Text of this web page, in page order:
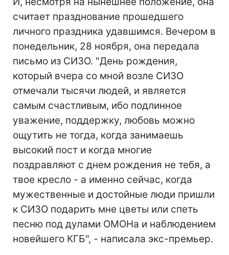
считает празднование прошедшего
личного праздника удавшимся. Вечером в
понедельник, 28 ноября, она передала
письмо из СИЗО. "День рождения,
который вчера со мной возле СИЗО
отмечали тысячи людей, и является
самым счастливым, ибо подлинное
уважение, поддержку, любовь можно
ощутить не тогда, когда занимаешь
высокий пост и когда многие
поздравляют с днем рождения не тебя, а
твое кресло - а именно сейчас, когда
мужественные и достойные люди пришли
к СИЗО подарить мне цветы или спеть
песню под дулами ОМОНа и наблюдением
новейшего КГБ", - написала экс-премьер.